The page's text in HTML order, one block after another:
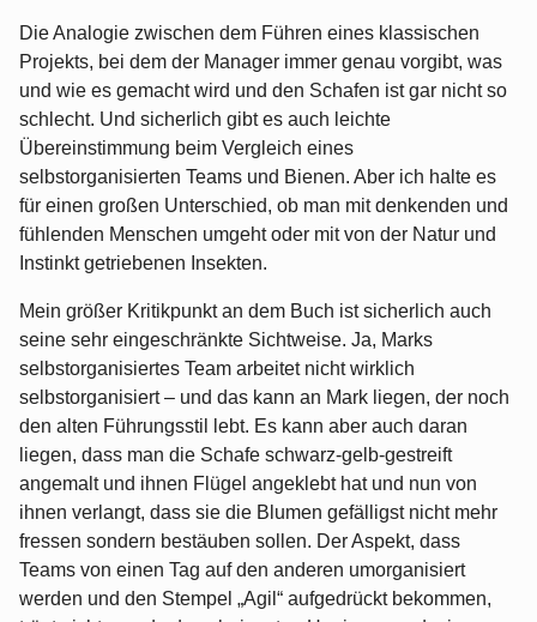
Die Analogie zwischen dem Führen eines klassischen
Projekts, bei dem der Manager immer genau vorgibt, was
und wie es gemacht wird und den Schafen ist gar nicht so
schlecht. Und sicherlich gibt es auch leichte
Übereinstimmung beim Vergleich eines
selbstorganisierten Teams und Bienen. Aber ich halte es
für einen großen Unterschied, ob man mit denkenden und
fühlenden Menschen umgeht oder mit von der Natur und
Instinkt getriebenen Insekten.
Mein größer Kritikpunkt an dem Buch ist sicherlich auch
seine sehr eingeschränkte Sichtweise. Ja, Marks
selbstorganisiertes Team arbeitet nicht wirklich
selbstorganisiert – und das kann an Mark liegen, der noch
den alten Führungsstil lebt. Es kann aber auch daran
liegen, dass man die Schafe schwarz-gelb-gestreift
angemalt und ihnen Flügel angeklebt hat und nun von
ihnen verlangt, dass sie die Blumen gefälligst nicht mehr
fressen sondern bestäuben sollen. Der Aspekt, dass
Teams von einen Tag auf den anderen umorganisiert
werden und den Stempel „Agil“ aufgedrückt bekommen,